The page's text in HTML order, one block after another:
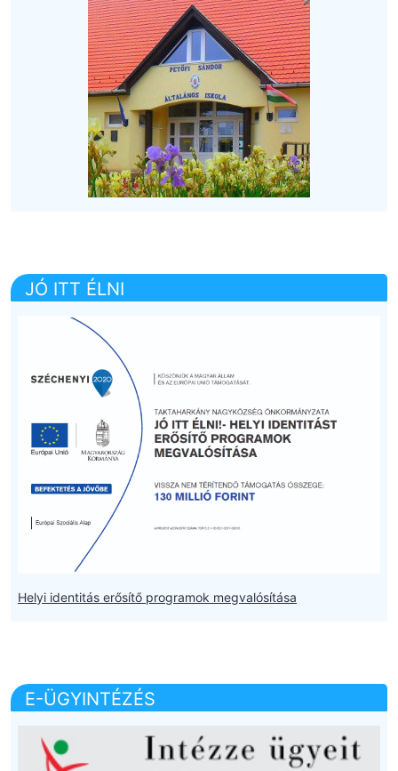
JÓ ITT ÉLNI
Helyi identitás erősítő programok megvalósítása
E-ÜGYINTÉZÉS